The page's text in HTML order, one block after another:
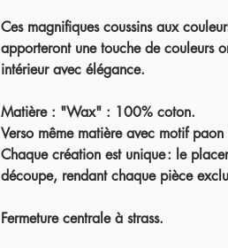
Ces magnifiques coussins aux
apporteront une touche de couleurs
intérieur avec élégance.
Matière : "Wax" : 100% coton.
Verso même matière avec motif
Chaque création est unique : le
découpe, rendant chaque pièce
Fermeture centrale à strass.